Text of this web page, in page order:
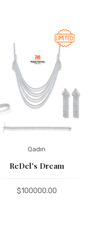
Qadın
ReDel's Dream
$100000.00